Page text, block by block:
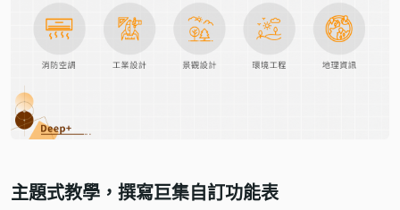
主題式教學，撰寫巨集自訂功能表